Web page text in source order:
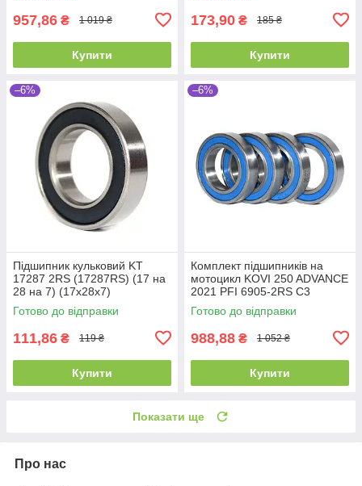
957,86 ₴ 1 019 ₴
Купити
173,90 ₴ 185 ₴
Купити
–6%
Підшипник кульковий KT
17287 2RS (17287RS) (17 на
28 на 7) (17x28x7)
Готово до відправки
111,86 ₴ 119 ₴
Купити
–6%
Комплект підшипників на
мотоцикл KOVI 250 ADVANCE
2021 PFI 6905-2RS C3
(1000905) (61905 2RS C3) (4
шт.)
Готово до відправки
988,88 ₴ 1 052 ₴
Купити
Показати ще
Про нас